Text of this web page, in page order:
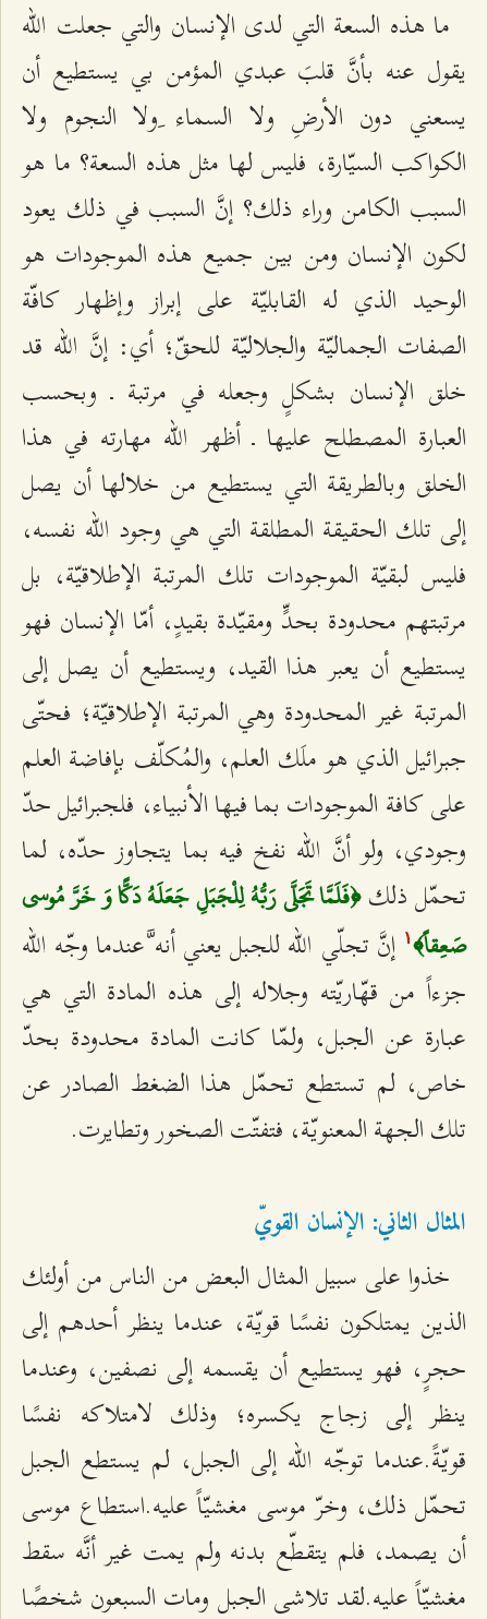
ما هذه السعة التي لدى الإنسان والتي جعلت الله
يقول عنه بأنَّ قلبَ عبدي المؤمن بي يستطيع أن
يسعني دون الأرضِ ولا السماء ِولا النجوم ولا
الكواكب السيّارة، فليس لها مثل هذه السعة؟ ما هو
السبب الكامن وراء ذلك؟ إنَّ السبب في ذلك يعود
لكون الإنسان ومن بين جميع هذه الموجودات هو
الوحيد الذي له القابليّة على إبراز وإظهار كافّة
الصفات الجماليّة والجلاليّة للحقّ؛ أي: إنَّ الله قد
خلق الإنسان بشكلٍ وجعله في مرتبة ـ وبحسب
العبارة المصطلح عليها ـ أظهر الله مهارته في هذا
الخلق وبالطريقة التي يستطيع من خلالها أن يصل
إلى تلك الحقيقة المطلقة التي هي وجود الله نفسه،
فليس لبقيّة الموجودات تلك المرتبة الإطلاقيّة، بل
مرتبتهم محدودة بحدٍّ ومقيّدة بقيدٍ، أمّا الإنسان فهو
يستطيع أن يعبر هذا القيد، ويستطيع أن يصل إلى
المرتبة غير المحدودة وهي المرتبة الإطلاقيّة؛ فحتّى
جبرائيل الذي هو ملَك العلم، والمُكلّف بإفاضة العلم
على كافة الموجودات بما فيها الأنبياء، فلجبرائيل حدّ
وجودي، ولو أنَّ الله نفخ فيه بما يتجاوز حدّه، لما
تحمّل ذلك﴿فَلَمَّا تَجَلَّى رَبُّهُ لِلْجَبَلِ جَعَلَهُ دَكًّا وَ خَرَّ مُوسى‌
صَعِقاً﴾۱ إنَّ تجلّي الله للجبل يعني أنه َّعندما وجّه الله
جزءاً من قهّاريّته وجلاله إلى هذه المادة التي هي
عبارة عن الجبل، ولمّا كانت المادة محدودة بحدّ
خاص، لم تستطع تحمّل هذا الضغط الصادر عن
تلك الجهة المعنويّة، فتفتّت الصخور وتطايرت.
المثال الثاني: الإنسان القويّ
خذوا على سبيل المثال البعض من الناس من أولئك
الذين يمتلكون نفسًا قويّة، عندما ينظر أحدهم إلى
حجرٍ، فهو يستطيع أن يقسمه إلى نصفين، وعندما
ينظر إلى زجاج يكسره؛ وذلك لامتلاكه نفسًا
قويّةً.عندما توجّه الله إلى الجبل، لم يستطع الجبل
تحمّل ذلك، وخرّ موسى مغشيّاً عليه.استطاع موسى
أن يصمد، فلم يتقطّع بدنه ولم يمت غير أنَّه سقط
مغشيّاً عليه.لقد تلاشى الجبل ومات السبعون شخصًا